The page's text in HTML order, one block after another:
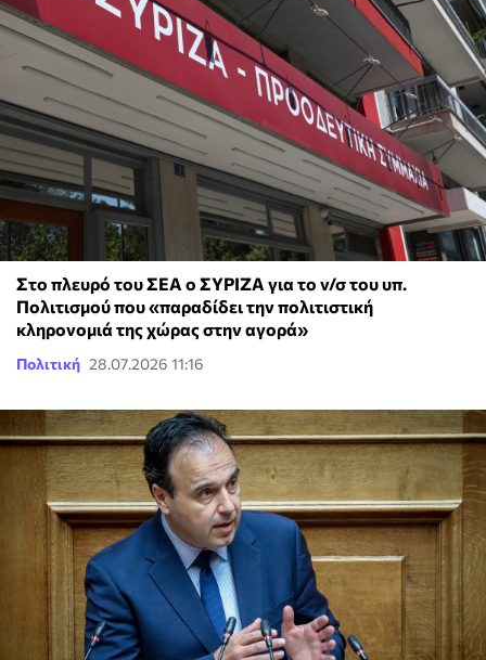
Στο πλευρό του ΣΕΑ ο ΣΥΡΙΖΑ για το ν/σ του υπ.
Πολιτισμού που «παραδίδει την πολιτιστική
κληρονομιά της χώρας στην αγορά»
Πολιτική 28.07.2026 11:16